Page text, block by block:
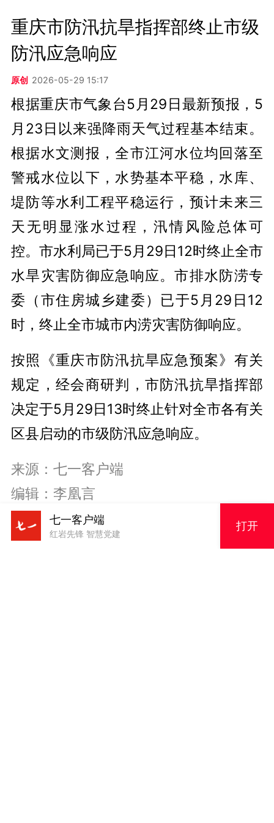
重庆市防汛抗旱指挥部终止市级
防汛应急响应
原创 2026-05-29 15:17
根据重庆市气象台5月29日最新预报，5
月23日以来强降雨天气过程基本结束。
根据水文测报，全市江河水位均回落至
警戒水位以下，水势基本平稳，水库、
堤防等水利工程平稳运行，预计未来三
天无明显涨水过程，汛情风险总体可
控。市水利局已于5月29日12时终止全市
水旱灾害防御应急响应。市排水防涝专
委（市住房城乡建委）已于5月29日12
时，终止全市城市内涝灾害防御响应。
按照《重庆市防汛抗旱应急预案》有关
规定，经会商研判，市防汛抗旱指挥部
决定于5月29日13时终止针对全市各有关
区县启动的市级防汛应急响应。
来源：七一客户端
编辑：李凰言
审核：张开琳
主编：周神青
七一客户端
红岩先锋 智慧党建
打开